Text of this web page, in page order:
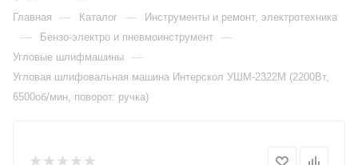
Главная — Каталог — Инструменты и ремонт, электротехника
— Бензо-электро и пневмоинструмент —
Угловые шлифмашины —
Угловая шлифовальная машина Интерскол УШМ-2322М (2200Вт,
6500об/мин, поворот. ручка)